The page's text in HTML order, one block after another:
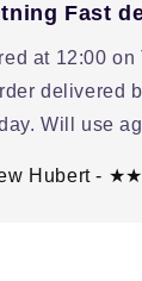
Fast
at 12:00 on
delivered
Will use
Hubert -